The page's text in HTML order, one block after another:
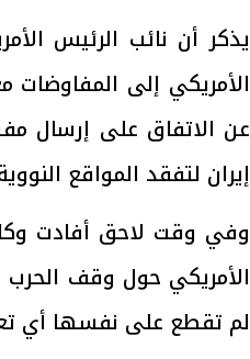
يذكر أن نائب الرئيس
الأمريكي إلى المفاوضات
عن الاتفاق على إرسال
إيران لتفقد المواقع
وفي وقت لاحق أفادت
الأمريكي حول وقف الحرب
لم تقطع على نفسها أي